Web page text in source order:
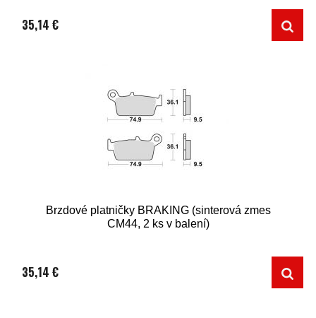
35,14 €
Brzdové platničky BRAKING (sinterová zmes
CM44, 2 ks v balení)
35,14 €